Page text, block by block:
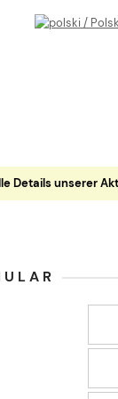
unserer